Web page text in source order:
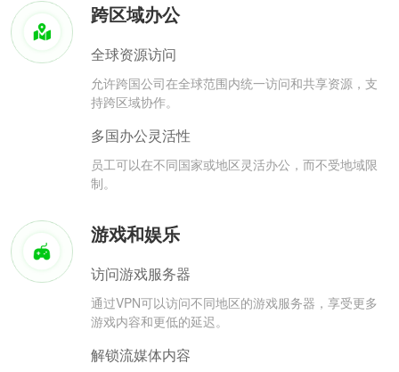
跨区域办公
全球资源访问
允许跨国公司在全球范围内统一访问和共享资源，支
持跨区域协作。
多国办公灵活性
员工可以在不同国家或地区灵活办公，而不受地域限
制。
游戏和娱乐
访问游戏服务器
通过VPN可以访问不同地区的游戏服务器，享受更多
游戏内容和更低的延迟。
解锁流媒体内容